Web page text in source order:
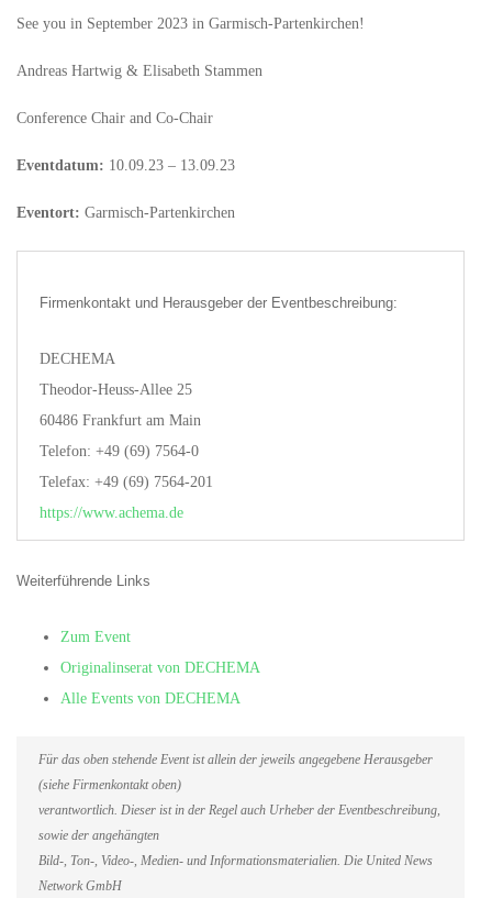
See you in September 2023 in Garmisch-Partenkirchen!
Andreas Hartwig & Elisabeth Stammen
Conference Chair and Co-Chair
Eventdatum: 10.09.23 – 13.09.23
Eventort: Garmisch-Partenkirchen
Firmenkontakt und Herausgeber der Eventbeschreibung:
DECHEMA
Theodor-Heuss-Allee 25
60486 Frankfurt am Main
Telefon: +49 (69) 7564-0
Telefax: +49 (69) 7564-201
https://www.achema.de
Weiterführende Links
Zum Event
Originalinserat von DECHEMA
Alle Events von DECHEMA
Für das oben stehende Event ist allein der jeweils angegebene Herausgeber
(siehe Firmenkontakt oben)
verantwortlich. Dieser ist in der Regel auch Urheber der Eventbeschreibung,
sowie der angehängten
Bild-, Ton-, Video-, Medien- und Informationsmaterialien. Die United News
Network GmbH